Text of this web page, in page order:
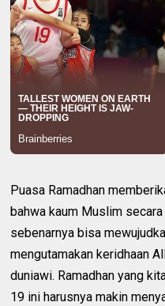
Puasa Ramadhan
bahwa kaum Muslim
sebenarnya bisa
mengutamakan keridhaan
duniawi. Ramadhan yang
19 ini harusnya makin